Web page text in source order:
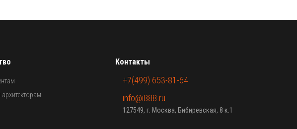
Контакты
+7(499) 653-81-64
info@i888.ru
127549, г. Москва, Бибиревская, 8 к.1